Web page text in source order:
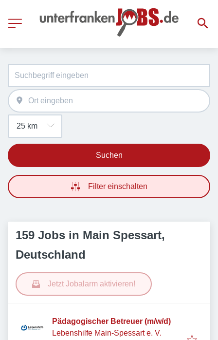
Suchen
Filter einschalten
159 Jobs in Main Spessart,
Deutschland
Jetzt Jobalarm aktivieren!
Pädagogischer Betreuer (m/w/d)
Lebenshilfe Main-Spessart e. V.